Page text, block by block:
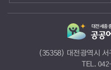
(35358) 대전광역시
TEL.